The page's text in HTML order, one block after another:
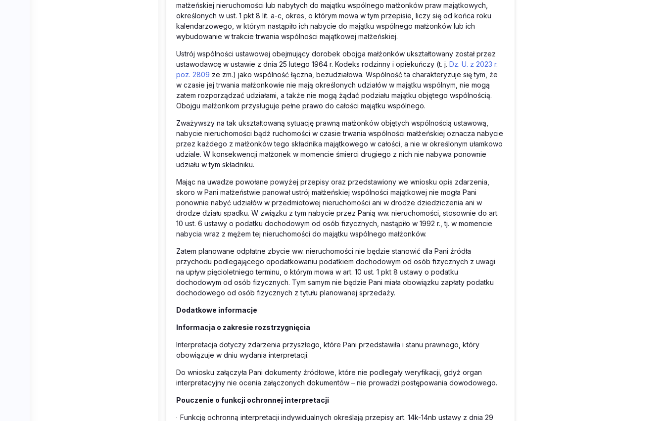
małżeńskiej nieruchomości lub nabytych do majątku wspólnego małżonków praw majątkowych,
określonych w ust. 1 pkt 8 lit. a-c, okres, o którym mowa w tym przepisie, liczy się od końca roku
kalendarzowego, w którym nastąpiło ich nabycie do majątku wspólnego małżonków lub ich
wybudowanie w trakcie trwania wspólności majątkowej małżeńskiej.
Ustrój wspólności ustawowej obejmujący dorobek obojga małżonków ukształtowany został przez
ustawodawcę w ustawie z dnia 25 lutego 1964 r. Kodeks rodzinny i opiekuńczy (t. j. Dz. U. z 2023 r.
poz. 2809 ze zm.) jako wspólność łączna, bezudziałowa. Wspólność ta charakteryzuje się tym, że
w czasie jej trwania małżonkowie nie mają określonych udziałów w majątku wspólnym, nie mogą
zatem rozporządzać udziałami, a także nie mogą żądać podziału majątku objętego wspólnością.
Obojgu małżonkom przysługuje pełne prawo do całości majątku wspólnego.
Zważywszy na tak ukształtowaną sytuację prawną małżonków objętych wspólnością ustawową,
nabycie nieruchomości bądź ruchomości w czasie trwania wspólności małżeńskiej oznacza nabycie
przez każdego z małżonków tego składnika majątkowego w całości, a nie w określonym ułamkowo
udziale. W konsekwencji małżonek w momencie śmierci drugiego z nich nie nabywa ponownie
udziału w tym składniku.
Mając na uwadze powołane powyżej przepisy oraz przedstawiony we wniosku opis zdarzenia,
skoro w Pani małżeństwie panował ustrój małżeńskiej wspólności majątkowej nie mogła Pani
ponownie nabyć udziałów w przedmiotowej nieruchomości ani w drodze dziedziczenia ani w
drodze działu spadku. W związku z tym nabycie przez Panią ww. nieruchomości, stosownie do art.
10 ust. 6 ustawy o podatku dochodowym od osób fizycznych, nastąpiło w 1992 r., tj. w momencie
nabycia wraz z mężem tej nieruchomości do majątku wspólnego małżonków.
Zatem planowane odpłatne zbycie ww. nieruchomości nie będzie stanowić dla Pani źródła
przychodu podlegającego opodatkowaniu podatkiem dochodowym od osób fizycznych z uwagi
na upływ pięcioletniego terminu, o którym mowa w art. 10 ust. 1 pkt 8 ustawy o podatku
dochodowym od osób fizycznych. Tym samym nie będzie Pani miała obowiązku zapłaty podatku
dochodowego od osób fizycznych z tytułu planowanej sprzedaży.
Dodatkowe informacje
Informacja o zakresie rozstrzygnięcia
Interpretacja dotyczy zdarzenia przyszłego, które Pani przedstawiła i stanu prawnego, który
obowiązuje w dniu wydania interpretacji.
Do wniosku załączyła Pani dokumenty źródłowe, które nie podlegały weryfikacji, gdyż organ
interpretacyjny nie ocenia załączonych dokumentów – nie prowadzi postępowania dowodowego.
Pouczenie o funkcji ochronnej interpretacji
· Funkcję ochronną interpretacji indywidualnych określają przepisy art. 14k-14nb ustawy z dnia 29